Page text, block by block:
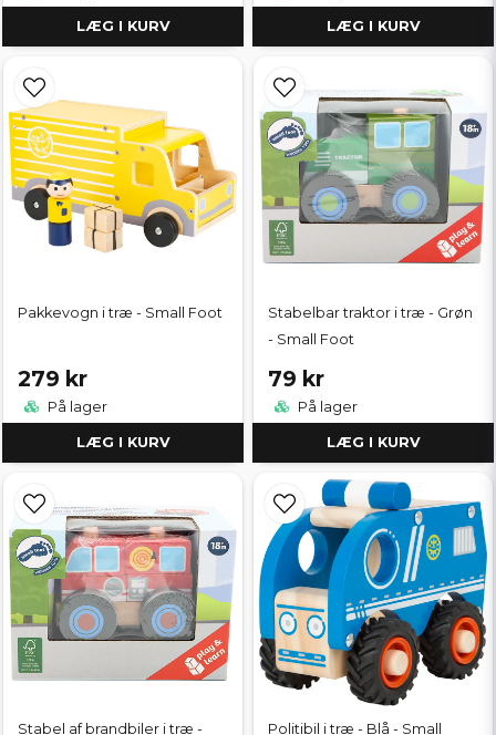
LÆG I KURV LÆG I KURV
Pakkevogn i træ - Small Foot
279 kr
På lager
LÆG I KURV
Stabelbar traktor i træ - Grøn
- Small Foot
79 kr
På lager
LÆG I KURV
Stabel af brandbiler i træ -
Politibil i træ - Blå - Small